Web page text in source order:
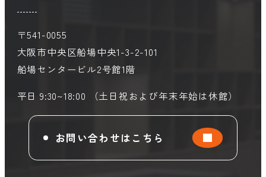
〒541-0055
大阪市中央区船場中央1-3-2-101
船場センタービル2号館1階
平日 9:30~18:00 （土日祝および年末年始は休館）
お問い合わせはこちら